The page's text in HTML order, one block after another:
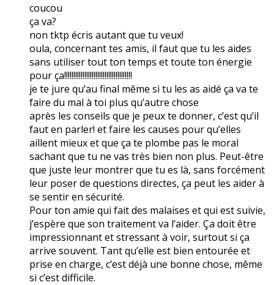
coucou
ça va?
non tktp écris autant que tu veux!
oula, concernant tes amis, il faut que tu les aides
sans utiliser tout ton temps et toute ton énergie
pour ça!!!!!!!!!!!!!!!!!!!!!!!!!!!!!!!!!!!!!
je te jure qu’au final même si tu les as aidé ça va te
faire du mal à toi plus qu’autre chose
après les conseils que je peux te donner, c’est qu’il
faut en parler! et faire les causes pour qu’elles
aillent mieux et que ça te plombe pas le moral
sachant que tu ne vas très bien non plus. Peut-être
que juste leur montrer que tu es là, sans forcément
leur poser de questions directes, ça peut les aider à
se sentir en sécurité.
Pour ton amie qui fait des malaises et qui est suivie,
j’espère que son traitement va l’aider. Ça doit être
impressionnant et stressant à voir, surtout si ça
arrive souvent. Tant qu’elle est bien entourée et
prise en charge, c’est déjà une bonne chose, même
si c’est difficile.